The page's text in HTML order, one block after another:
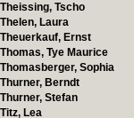
Theissing, Tscho
Thelen, Laura
Theuerkauf, Ernst
Thomas, Tye Maurice
Thomasberger, Sophia
Thurner, Berndt
Thurner, Stefan
Titz, Lea